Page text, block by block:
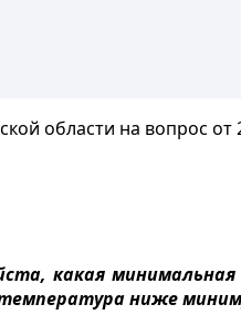
области на вопрос
какая
ниже